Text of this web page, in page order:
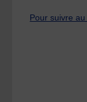
Pour suivre